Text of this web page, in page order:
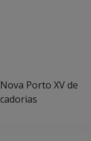
Porto XV de